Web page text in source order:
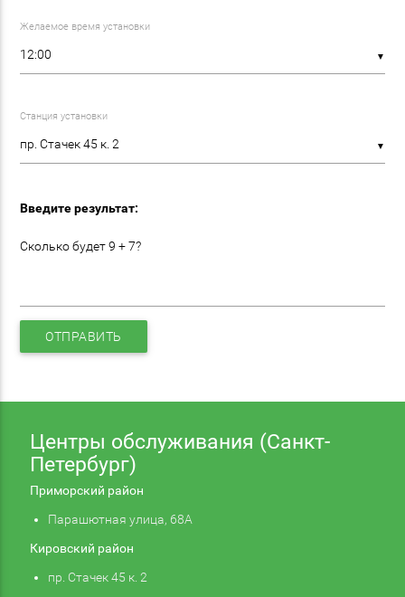
Желаемое время установки
▼
Станция установки
▼
Введите результат:
Сколько будет 9 + 7?
ОТПРАВИТЬ
Центры обслуживания (Санкт-
Петербург)
Приморский район
Парашютная улица, 68А
Кировский район
пр. Стачек 45 к. 2